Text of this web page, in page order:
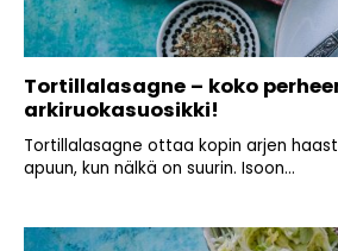
Tortillalasagne – koko
arkiruokasuosikki!
Tortillalasagne ottaa kopin arjen
apuun, kun nälkä on suurin. Isoon...